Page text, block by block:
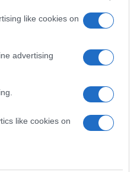
like cookies on
advertising
like cookies on